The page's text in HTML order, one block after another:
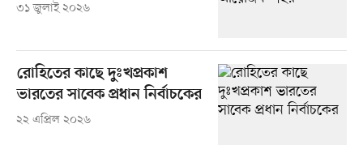
৩১ জুলাই ২০২৬
রোহিতের কাছে দুঃখপ্রকাশ
ভারতের সাবেক প্রধান নির্বাচকের
২২ এপ্রিল ২০২৬